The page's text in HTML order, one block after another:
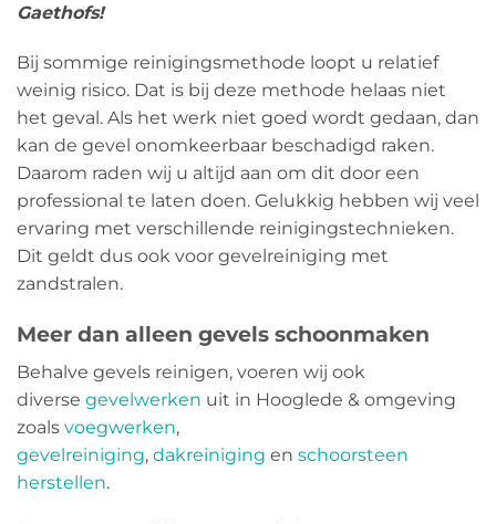
Gaethofs!
Bij sommige reinigingsmethode loopt u relatief
weinig risico. Dat is bij deze methode helaas niet
het geval. Als het werk niet goed wordt gedaan, dan
kan de gevel onomkeerbaar beschadigd raken.
Daarom raden wij u altijd aan om dit door een
professional te laten doen. Gelukkig hebben wij veel
ervaring met verschillende reinigingstechnieken.
Dit geldt dus ook voor gevelreiniging met
zandstralen.
Meer dan alleen gevels schoonmaken
Behalve gevels reinigen, voeren wij ook
diverse gevelwerken uit in Hooglede & omgeving
zoals voegwerken,
gevelreiniging, dakreiniging en schoorsteen
herstellen.